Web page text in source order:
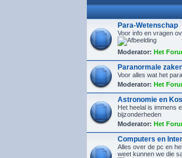
Para-Wetenschap
Voor info en vragen
Moderator: Het
Paranormale
Voor alles wat het
Moderator: Het
Astronomie en
Het heelal is immens
bijzonderheden
Moderator: Het
Computers en
Alles over de pc en
weet kunnen we die